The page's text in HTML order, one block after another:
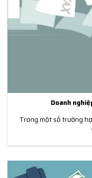
Doanh
Trong một số trường